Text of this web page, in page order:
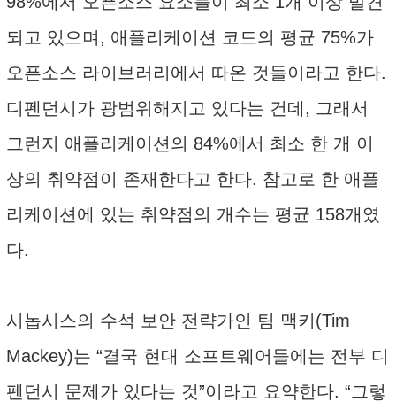
되고 있으며, 애플리케이션 코드의 평균 75%가
오픈소스 라이브러리에서 따온 것들이라고 한다.
디펜던시가 광범위해지고 있다는 건데, 그래서
그런지 애플리케이션의 84%에서 최소 한 개 이
상의 취약점이 존재한다고 한다. 참고로 한 애플
리케이션에 있는 취약점의 개수는 평균 158개였
다.
시놉시스의 수석 보안 전략가인 팀 맥키(Tim
Mackey)는 “결국 현대 소프트웨어들에는 전부 디
펜던시 문제가 있다는 것”이라고 요약한다. “그렇